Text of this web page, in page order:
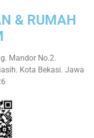
& RUMAH
Mandor No.2.
Kota Bekasi. Jawa